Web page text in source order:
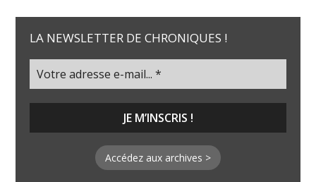
LA NEWSLETTER DE CHRONIQUES !
Accédez aux archives >